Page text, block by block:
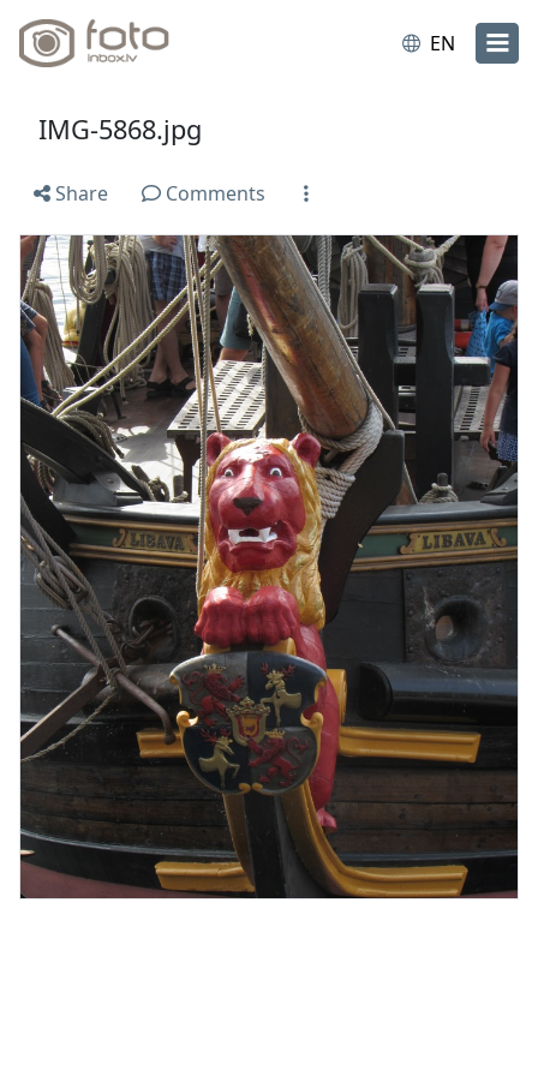
EN
IMG-5868.jpg
Share Comments